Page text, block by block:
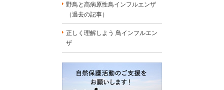
野鳥と高病原性鳥インフルエンザ
（過去の記事）
正しく理解しよう 鳥インフルエン
ザ